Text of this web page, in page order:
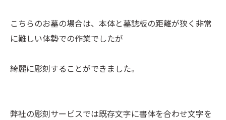
こちらのお墓の場合は、本体と墓誌板の距離が狭く非常
に難しい体勢での作業でしたが
綺麗に彫刻することができました。
弊社の彫刻サービスでは既存文字に書体を合わせ文字を